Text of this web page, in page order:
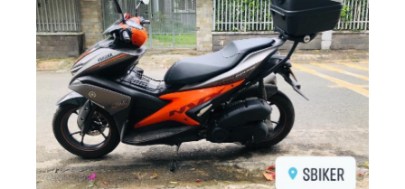
ĐEO
GIVI
GIÀY
GIÁP
MOTO